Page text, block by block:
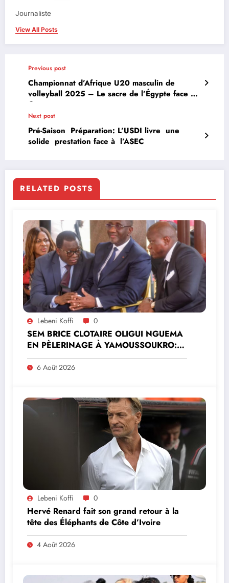
Journaliste
View All Posts
Previous post
Championnat d’Afrique U20 masculin de
volleyball 2025 – Le sacre de l’Égypte face au
Cameroun.
Next post
Pré-Saison Préparation: L’USDI livre une
solide prestation face à l’ASEC
RELATED POSTS
Lebeni Koffi 0
SEM BRICE CLOTAIRE OLIGUI NGUEMA
EN PÈLERINAGE À YAMOUSSOUKRO:LE
MINISTRE PAULIN CLAUDE DANHO
PREND PART À LA CÉRÉMONIE
6 Août 2026
Lebeni Koffi 0
Hervé Renard fait son grand retour à la
tête des Éléphants de Côte d’Ivoire
4 Août 2026